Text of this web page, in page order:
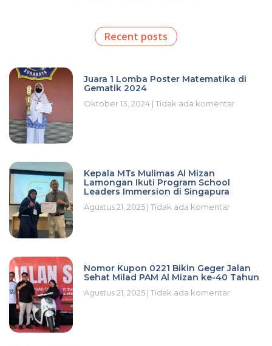
Recent posts
Juara 1 Lomba Poster Matematika di
Gematik 2024
Oktober 13, 2024 Tidak ada komentar
Kepala MTs Mulimas Al Mizan
Lamongan Ikuti Program School
Leaders Immersion di Singapura
Agustus 21, 2025 Tidak ada komentar
Nomor Kupon 0221 Bikin Geger Jalan
Sehat Milad PAM Al Mizan ke-40 Tahun
Agustus 21, 2025 Tidak ada komentar